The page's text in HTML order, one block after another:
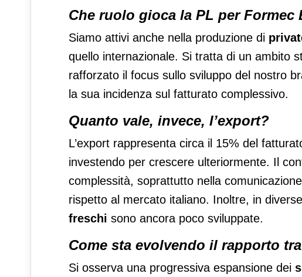
Che ruolo gioca la PL per Formec
Siamo attivi anche nella produzione di
quello internazionale. Si tratta di un ambito
rafforzato il focus sullo sviluppo del nostro
la sua incidenza sul fatturato complessivo.
Quanto vale, invece, l’export?
L’export rappresenta circa il 15% del
investendo per crescere ulteriormente. Il
complessità, soprattutto nella
rispetto al mercato italiano. Inoltre, in
freschi sono ancora poco sviluppate.
Come sta evolvendo il rapporto
Si osserva una progressiva espansione dei